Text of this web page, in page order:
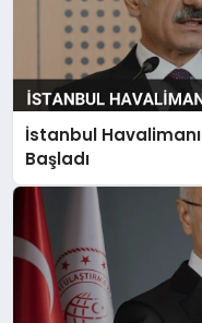
İstanbul
Başladı